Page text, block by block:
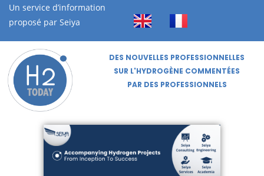
Un service d’information
proposé par Seiya
DES NOUVELLES PROFESSIONNELLES
SUR L'HYDROGÈNE COMMENTÉES
PAR DES PROFESSIONNELS